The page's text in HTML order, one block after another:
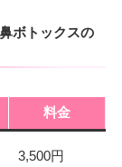
ボトックスの
料金
3,500円